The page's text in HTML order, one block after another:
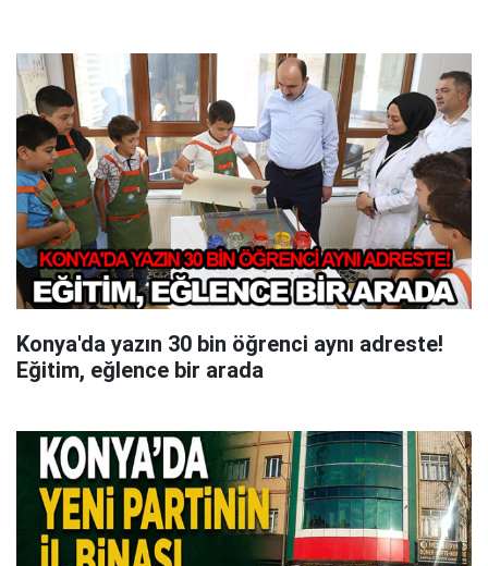
Konya'da yazın 30 bin öğrenci aynı adreste!
Eğitim, eğlence bir arada